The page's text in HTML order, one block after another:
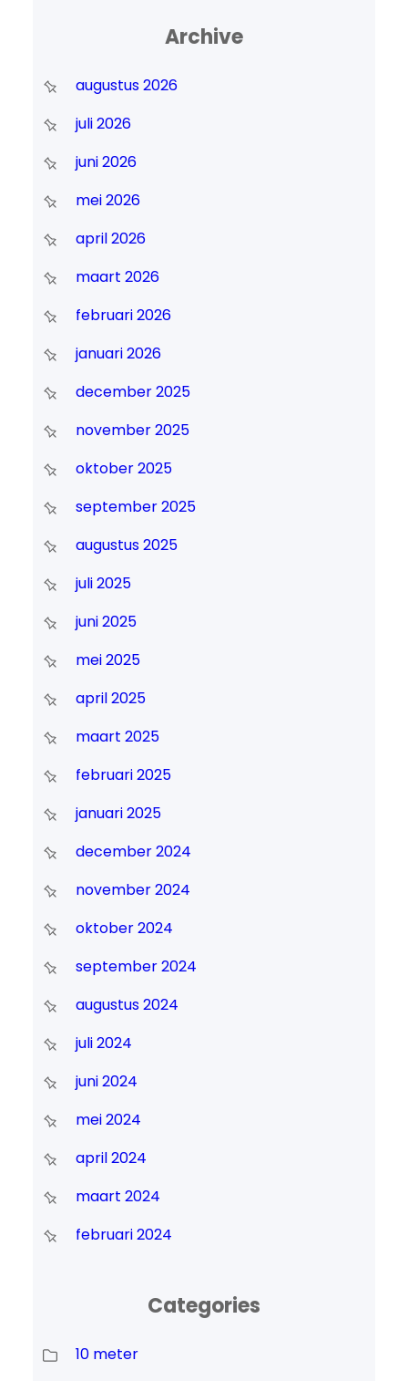
Archive
augustus 2026
juli 2026
juni 2026
mei 2026
april 2026
maart 2026
februari 2026
januari 2026
december 2025
november 2025
oktober 2025
september 2025
augustus 2025
juli 2025
juni 2025
mei 2025
april 2025
maart 2025
februari 2025
januari 2025
december 2024
november 2024
oktober 2024
september 2024
augustus 2024
juli 2024
juni 2024
mei 2024
april 2024
maart 2024
februari 2024
Categories
10 meter